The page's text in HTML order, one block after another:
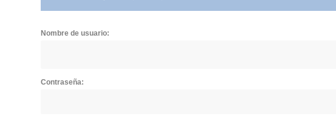
Nombre de usuario:
Contraseña: